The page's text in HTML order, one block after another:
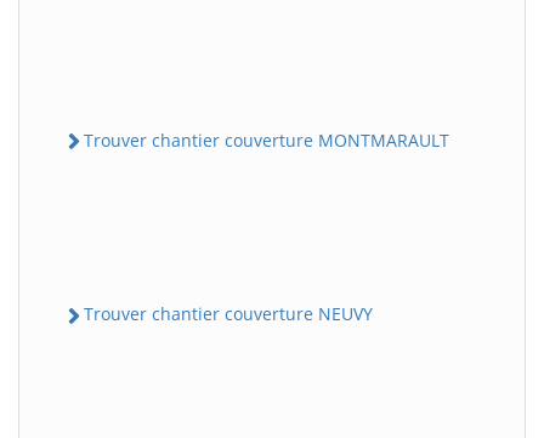
Trouver chantier couverture MONTMARAULT
Trouver chantier couverture NEUVY